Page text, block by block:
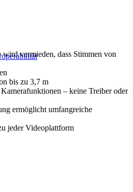
vermieden, dass Stimmen von
bis zu 3,7 m
– keine Treiber oder
ermöglicht umfangreiche
jeder Videoplattform